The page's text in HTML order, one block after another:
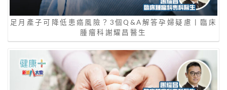
足月產子可降低患癌風險？3個Q&A解答孕婦疑慮丨臨床
腫瘤科謝耀昌醫生